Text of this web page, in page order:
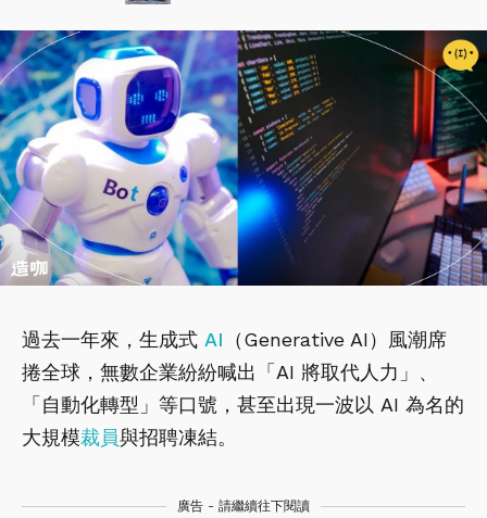
過去一年來，生成式 AI （Generative AI）風潮席
捲全球，無數企業紛紛喊出「AI 將取代人力」、
「自動化轉型」等口號，甚至出現一波以 AI 為名的
大規模裁員與招聘凍結。
廣告 - 請繼續往下閱讀